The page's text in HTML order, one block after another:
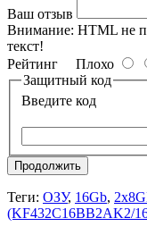
Ваш отзыв
Внимание: HTML не
текст!
Рейтинг Плохо
Защитный код
Введите код
Продолжить
Теги: ОЗУ, 16Gb,
(KF432C16BB2AK2/